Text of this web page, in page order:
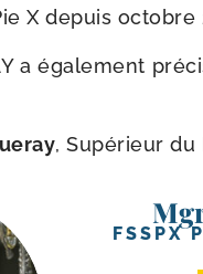
X depuis octobre
a éga­le­ment
, Supérieur du
FSSPX